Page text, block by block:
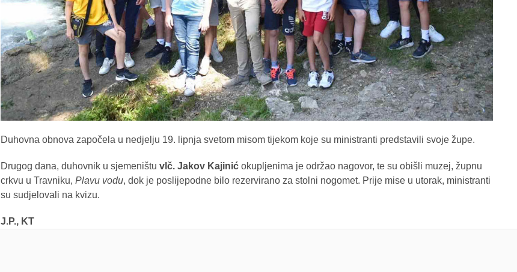
Duhovna obnova započela u nedjelju 19. lipnja svetom misom tijekom koje su ministranti predstavili svoje župe.
Drugog dana, duhovnik u sjemeništu vlč. Jakov Kajinićokupljenima je održao nagovor, te su obišli muzej, župnu
crkvu u Travniku, Plavu vodu, dok je poslijepodne bilo rezervirano za stolni nogomet. Prije mise u utorak, ministranti
su sudjelovali na kvizu.
J.P., KT